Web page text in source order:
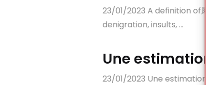
23/01/2023 A definition of
denigration, insults, ...
Une
23/01/2023 Une